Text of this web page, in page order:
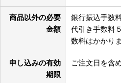
商品以外の必要
金額
銀行振込手数
代引き手数料
数料はかかり
申し込みの有効
期限
ご注文日を含